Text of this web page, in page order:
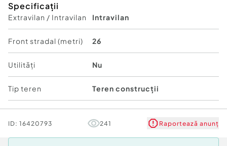
???? Zonă liniștită, cu aer curat și peisaj natural
????️ Ideal pentru glamping, eco-retreat, cabană
boutique sau case de vacanță
???? Accesibil, dar retras – locul perfect pentru
relaxare și reconectare cu natura
???? Cerere tot mai mare pentru turism alternativ
și experiențe în aer liber
Oportunitate rară!
Acest teren este alegerea perfectă pentru
investitori vizionari care doresc să dezvolte un
Specificații
Extravilan / Intravilan Intravilan
Front stradal (metri) 26
Utilități Nu
Tip teren Teren construcții
ID: 16420793 241 Raportează anunț